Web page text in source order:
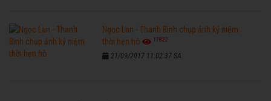
Ngọc Lan - Thanh Bình chụp ảnh kỷ niệm
thời hẹn hò
17822
21/09/2017 11:02:37 SA